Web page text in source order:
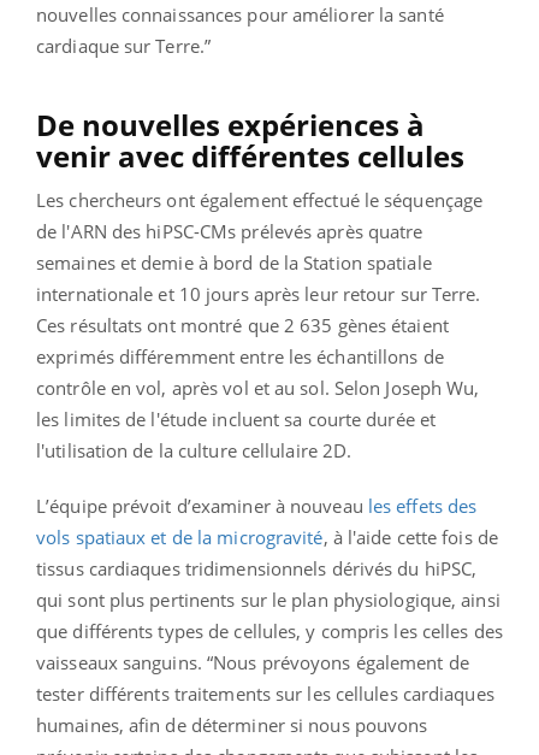
nouvelles connaissances pour améliorer la santé
cardiaque sur Terre.”
De nouvelles expériences à
venir avec différentes cellules
Les chercheurs ont également effectué le séquençage
de l'ARN des hiPSC-CMs prélevés après quatre
semaines et demie à bord de la Station spatiale
internationale et 10 jours après leur retour sur Terre.
Ces résultats ont montré que 2 635 gènes étaient
exprimés différemment entre les échantillons de
contrôle en vol, après vol et au sol. Selon Joseph Wu,
les limites de l'étude incluent sa courte durée et
l'utilisation de la culture cellulaire 2D.
L’équipe prévoit d’examiner à nouveau les effets des
vols spatiaux et de la microgravité, à l'aide cette fois de
tissus cardiaques tridimensionnels dérivés du hiPSC,
qui sont plus pertinents sur le plan physiologique, ainsi
que différents types de cellules, y compris les celles des
vaisseaux sanguins. “Nous prévoyons également de
tester différents traitements sur les cellules cardiaques
humaines, afin de déterminer si nous pouvons